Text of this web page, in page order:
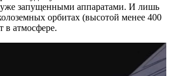
запущенными аппаратами. И лишь
орбитах (высотой менее 400
в атмосфере.